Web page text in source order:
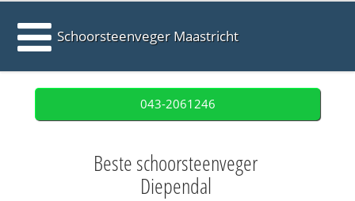
Schoorsteenveger Maastricht
043-2061246
Beste schoorsteenveger
Diependal